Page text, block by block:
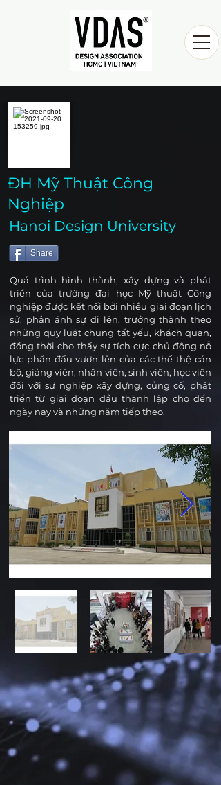
ĐH Mỹ Thuật Công
Nghiệp
Hanoi Design University
Share
Quá trình hình thành, xây dựng và phát
triển của trường đại học Mỹ thuật Công
nghiệp được kết nối bởi nhiều giai đoạn lịch
sử, phản ánh sự đi lên, trưởng thành theo
những quy luật chung tất yếu, khách quan,
đồng thời cho thấy sự tích cực chủ động nỗ
lực phấn đấu vươn lên của các thế thệ cán
bộ, giảng viên, nhân viên, sinh viên, học viên
đối với sự nghiệp xây dựng, củng cố, phát
triển từ giai đoạn đầu thành lập cho đến
ngày nay và những năm tiếp theo.